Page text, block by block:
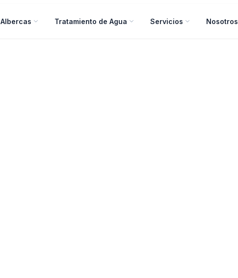
Albercas Tratamiento de Agua Servicios Nosotros